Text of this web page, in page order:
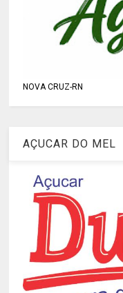
NOVA CRUZ-RN
AÇUCAR DO MEL